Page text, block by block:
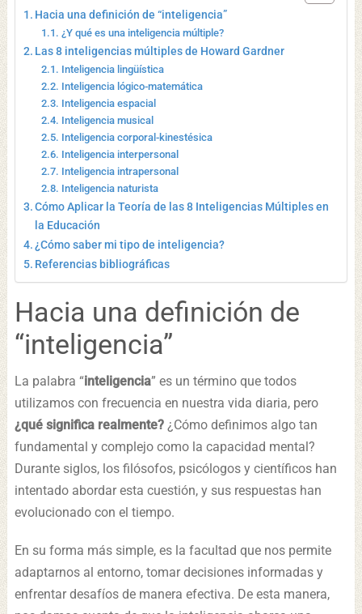
Hacia una definición de “inteligencia”
¿Y qué es una inteligencia múltiple?
Las 8 inteligencias múltiples de Howard Gardner
Inteligencia lingüística
Inteligencia lógico-matemática
Inteligencia espacial
Inteligencia musical
Inteligencia corporal-kinestésica
Inteligencia interpersonal
Inteligencia intrapersonal
Inteligencia naturista
Cómo Aplicar la Teoría de las 8 Inteligencias Múltiples en
la Educación
¿Cómo saber mi tipo de inteligencia?
Referencias bibliográficas
Hacia una definición de
“inteligencia”
La palabra “inteligencia” es un término que todos
utilizamos con frecuencia en nuestra vida diaria, pero
¿qué significa realmente?¿Cómo definimos algo tan
fundamental y complejo como la capacidad mental?
Durante siglos, los filósofos, psicólogos y científicos han
intentado abordar esta cuestión, y sus respuestas han
evolucionado con el tiempo.
En su forma más simple, es la facultad que nos permite
adaptarnos al entorno, tomar decisiones informadas y
enfrentar desafíos de manera efectiva. De esta manera,